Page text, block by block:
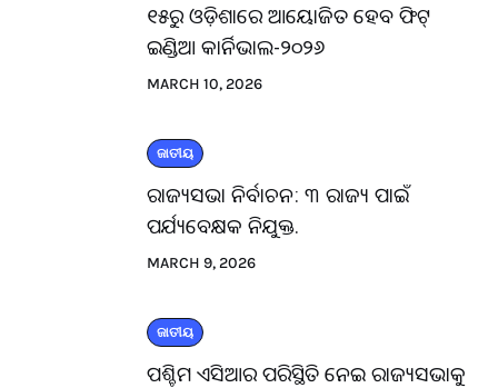
୧୫ରୁ ଓଡ଼ିଶାରେ ଆୟୋଜିତ ହେବ ଫିଟ୍
ଇଣ୍ଡିଆ କାର୍ନିଭାଲ-୨୦୨୬
MARCH 10, 2026
ଜାତୀୟ
ରାଜ୍ୟସଭା ନିର୍ବାଚନ: ୩ ରାଜ୍ୟ ପାଇଁ
ପର୍ଯ୍ୟବେକ୍ଷକ ନିଯୁକ୍ତ.
MARCH 9, 2026
ଜାତୀୟ
ପଶ୍ଚିମ ଏସିଆର ପରିସ୍ଥିତି ନେଇ ରାଜ୍ୟସଭାକୁ